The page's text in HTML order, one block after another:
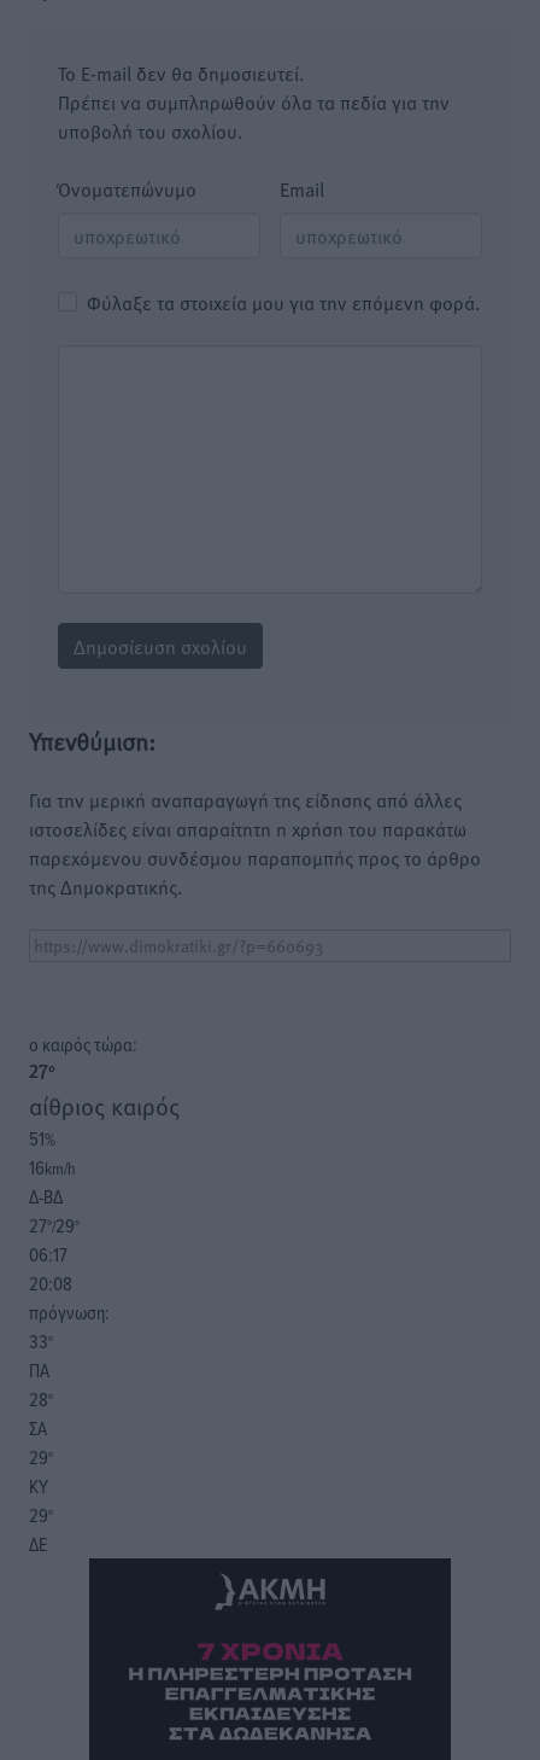
Το E-mail δεν θα δημοσιευτεί.
Πρέπει να συμπληρωθούν όλα τα πεδία για την
υποβολή του σχολίου.
Όνοματεπώνυμο Email
Φύλαξε τα στοιχεία μου για την επόμενη φορά.
Υπενθύμιση:
Για την μερική αναπαραγωγή της είδησης από άλλες
ιστοσελίδες είναι απαραίτητη η χρήση του παρακάτω
παρεχόμενου συνδέσμου παραπομπής προς το άρθρο
της Δημοκρατικής.
o καιρός τώρα:
27°
αίθριος καιρός
51%
16km/h
Δ-ΒΔ
27°/29°
06:17
20:08
πρόγνωση:
33°
ΠΑ
28°
ΣΑ
29°
ΚΥ
29°
ΔΕ